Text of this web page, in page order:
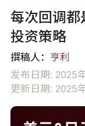
每次回调
投资策略
撰稿人： 亨利
发布日期: 2025
更新日期: 2025